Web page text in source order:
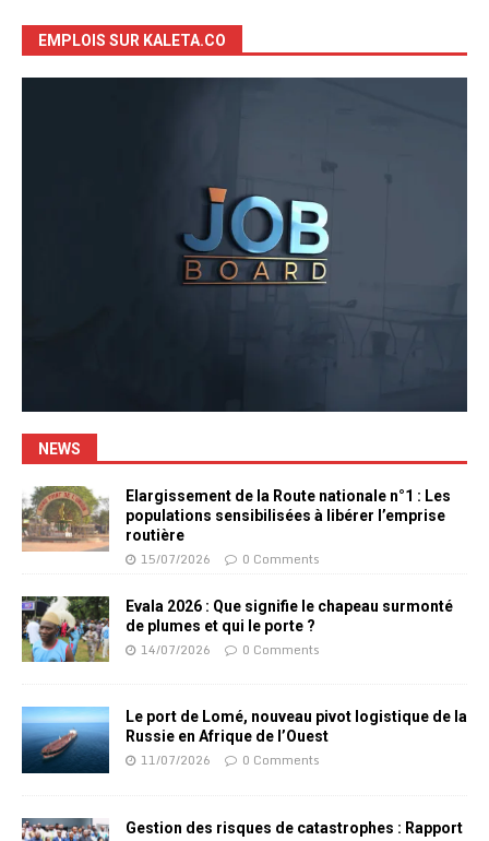
EMPLOIS SUR KALETA.CO
NEWS
Elargissement de la Route nationale n°1 : Les
populations sensibilisées à libérer l’emprise
routière
15/07/2026 0 Comments
Evala 2026 : Que signifie le chapeau surmonté
de plumes et qui le porte ?
14/07/2026 0 Comments
Le port de Lomé, nouveau pivot logistique de la
Russie en Afrique de l’Ouest
11/07/2026 0 Comments
Gestion des risques de catastrophes : Rapport